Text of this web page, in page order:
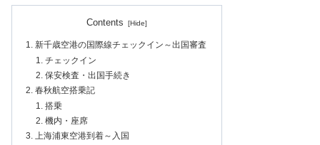
Contents
新千歳空港の国際線チェックイン～出国審査
チェックイン
保安検査・出国手続き
春秋航空搭乗記
搭乗
機内・座席
上海浦東空港到着～入国